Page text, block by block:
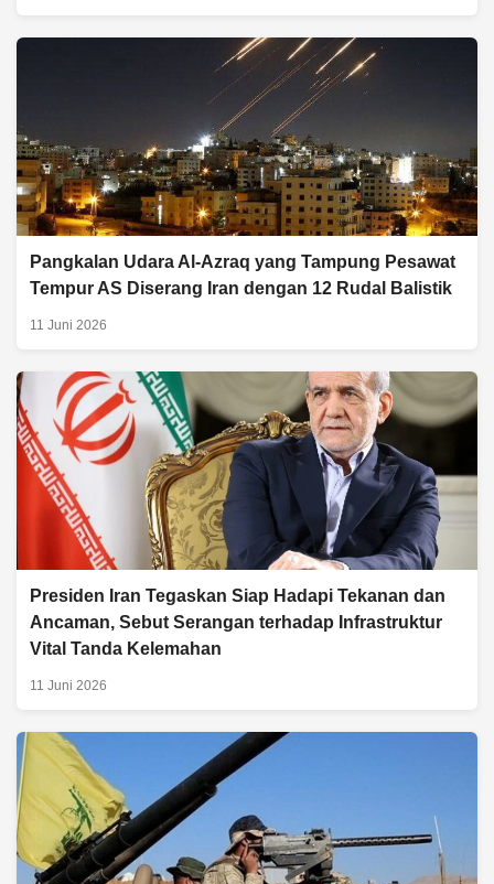
Pangkalan Udara Al-Azraq yang Tampung Pesawat
Tempur AS Diserang Iran dengan 12 Rudal Balistik
11 Juni 2026
Presiden Iran Tegaskan Siap Hadapi Tekanan dan
Ancaman, Sebut Serangan terhadap Infrastruktur
Vital Tanda Kelemahan
11 Juni 2026